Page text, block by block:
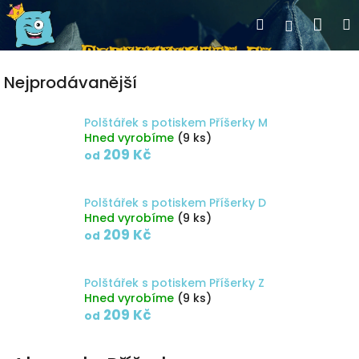
Přejít
na
obsah
Hledat
Nejprodávanější
Polštářek s potiskem Příšerky M
Hned vyrobíme (9 ks)
od 209 Kč
Polštářek s potiskem Příšerky D
Hned vyrobíme (9 ks)
od 209 Kč
Polštářek s potiskem Příšerky Z
Hned vyrobíme (9 ks)
od 209 Kč